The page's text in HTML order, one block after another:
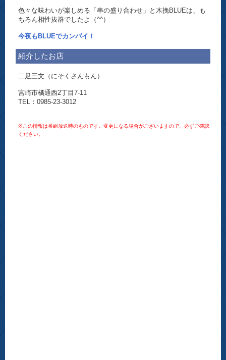
色々な味わいが楽しめる「串の盛り合わせ」と木挽BLUEは、も
ちろん相性抜群でしたよ（^^）
今夜もBLUEでカンパイ！
紹介したお店
二足三文（にそくさんもん）
宮崎市橘通西2丁目7-11
TEL：0985-23-3012
※この情報は番組放送時のものです。変更になる場合がございますので、必ずご確認
ください。